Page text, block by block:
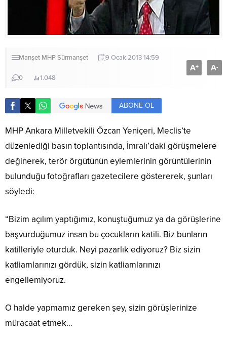
Manşet MHPSürmanşet 9 Ocak 2013 14:59
0 1.048
A+ A-
ABONE OL
MHP Ankara Milletvekili Özcan Yeniçeri, Meclis’te
düzenlediği basın toplantısında, İmralı’daki görüşmelere
değinerek, terör örgütünün eylemlerinin görüntülerinin
bulunduğu fotoğrafları gazetecilere göstererek, şunları
söyledi:
“Bizim açılım yaptığımız, konuştuğumuz ya da görüşlerine
başvurduğumuz insan bu çocukların katili. Biz bunların
katilleriyle oturduk. Neyi pazarlık ediyoruz? Biz sizin
katliamlarınızı gördük, sizin katliamlarınızı
engellemiyoruz.
O halde yapmamız gereken şey, sizin görüşlerinize
müracaat etmek…